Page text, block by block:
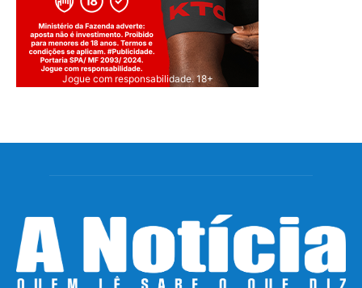
Jogue com responsabilidade. 18+